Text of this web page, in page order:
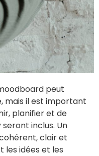
peut
mais il est important
planifier et de
inclus. Un
clair et
idées et les